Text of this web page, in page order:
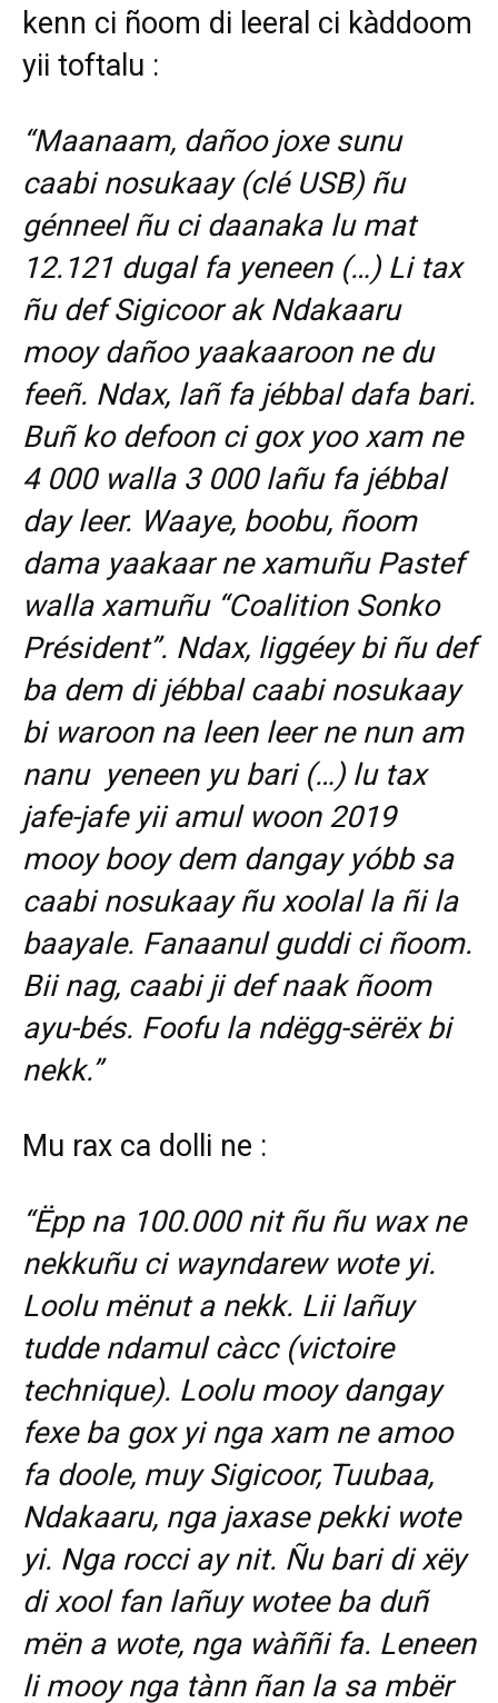
kenn ci ñoom di leeral ci kàddoom
yii toftalu :
“Maanaam, dañoo joxe sunu
caabi nosukaay (clé USB) ñu
génneel ñu ci daanaka lu mat
12.121 dugal fa yeneen (…) Li tax
ñu def Sigicoor ak Ndakaaru
mooy dañoo yaakaaroon ne du
feeñ. Ndax, lañ fa jébbal dafa bari.
Buñ ko defoon ci gox yoo xam ne
4 000 walla 3 000 lañu fa jébbal
day leer. Waaye, boobu, ñoom
dama yaakaar ne xamuñu Pastef
walla xamuñu “Coalition Sonko
Président”. Ndax, liggéey bi ñu def
ba dem di jébbal caabi nosukaay
bi waroon na leen leer ne nun am
nanu yeneen yu bari (…) lu tax
jafe-jafe yii amul woon 2019
mooy booy dem dangay yóbb sa
caabi nosukaay ñu xoolal la ñi la
baayale. Fanaanul guddi ci ñoom.
Bii nag, caabi ji def naak ñoom
ayu-bés. Foofu la ndëgg-sërëx bi
nekk.”
Mu rax ca dolli ne :
“Ëpp na 100.000 nit ñu ñu wax ne
nekkuñu ci wayndarew wote yi.
Loolu mënut a nekk. Lii lañuy
tudde ndamul càcc (victoire
technique). Loolu mooy dangay
fexe ba gox yi nga xam ne amoo
fa doole, muy Sigicoor, Tuubaa,
Ndakaaru, nga jaxase pekki wote
yi. Nga rocci ay nit. Ñu bari di xëy
di xool fan lañuy wotee ba duñ
mën a wote, nga wàññi fa. Leneen
li mooy nga tànn ñan la sa mbër